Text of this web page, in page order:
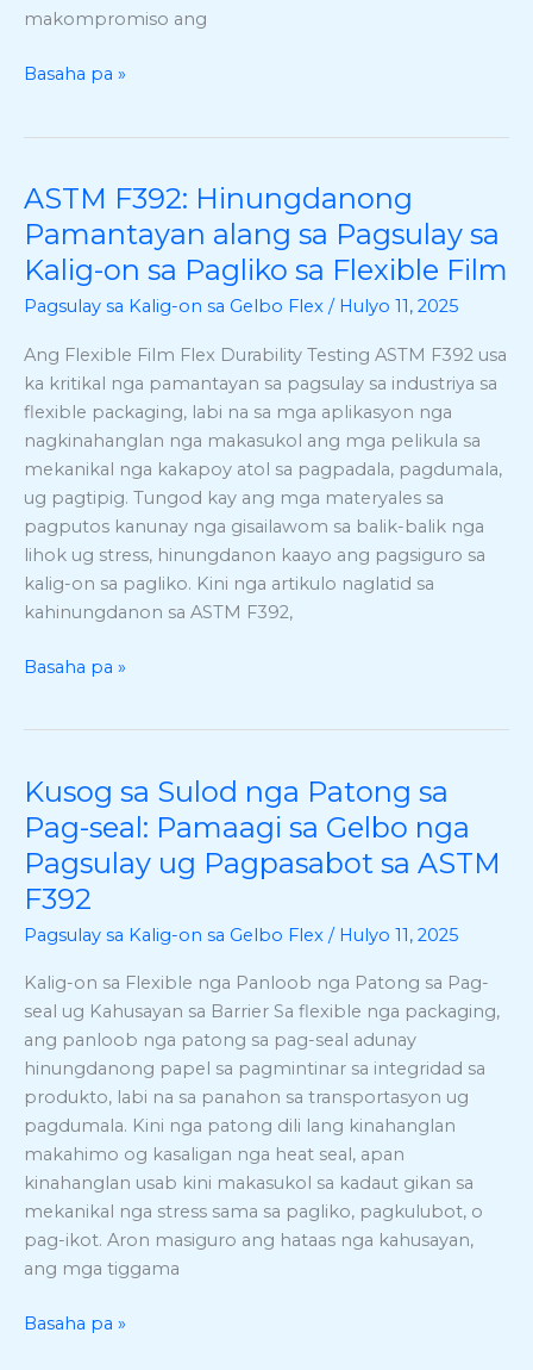
makompromiso ang
Flex
Pamaagi
Basaha pa »
ASTM F392: Hinungdanong
Pamantayan alang sa Pagsulay sa
Kalig-on sa Pagliko sa Flexible Film
Pagsulay sa Kalig-on sa Gelbo Flex / Hulyo 11, 2025
Ang Flexible Film Flex Durability Testing ASTM F392 usa
ka kritikal nga pamantayan sa pagsulay sa industriya sa
flexible packaging, labi na sa mga aplikasyon nga
nagkinahanglan nga makasukol ang mga pelikula sa
mekanikal nga kakapoy atol sa pagpadala, pagdumala,
ug pagtipig. Tungod kay ang mga materyales sa
pagputos kanunay nga gisailawom sa balik-balik nga
lihok ug stress, hinungdanon kaayo ang pagsiguro sa
kalig-on sa pagliko. Kini nga artikulo naglatid sa
kahinungdanon sa ASTM F392,
ASTM
F392:
Hinungdanong
Pamantayan
alang
Pagsulay
sa
Kalig-
on
sa
Pagliko
sa
Flexible
Film
Basaha pa »
Kusog sa Sulod nga Patong sa
Pag-seal: Pamaagi sa Gelbo nga
Pagsulay ug Pagpasabot sa ASTM
F392
Pagsulay sa Kalig-on sa Gelbo Flex / Hulyo 11, 2025
Kalig-on sa Flexible nga Panloob nga Patong sa Pag-
seal ug Kahusayan sa Barrier Sa flexible nga packaging,
ang panloob nga patong sa pag-seal adunay
hinungdanong papel sa pagmintinar sa integridad sa
produkto, labi na sa panahon sa transportasyon ug
pagdumala. Kini nga patong dili lang kinahanglan
makahimo og kasaligan nga heat seal, apan
kinahanglan usab kini makasukol sa kadaut gikan sa
mekanikal nga stress sama sa pagliko, pagkulubot, o
pag-ikot. Aron masiguro ang hataas nga kahusayan,
ang mga tiggama
Kusog
sa
Sulod
nga
Patong
sa
seal:
Pamaagi
sa
Gelbo
nga
Pagsulay
ug
Pagpasabot
sa
ASTM
F392
Basaha pa »